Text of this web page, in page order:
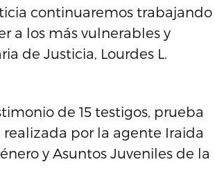
continuaremos trabajando
a los más vulnerables y
de Justicia, Lourdes L.
de 15 testigos, prueba
por la agente Iraida
y Asuntos Juveniles de la